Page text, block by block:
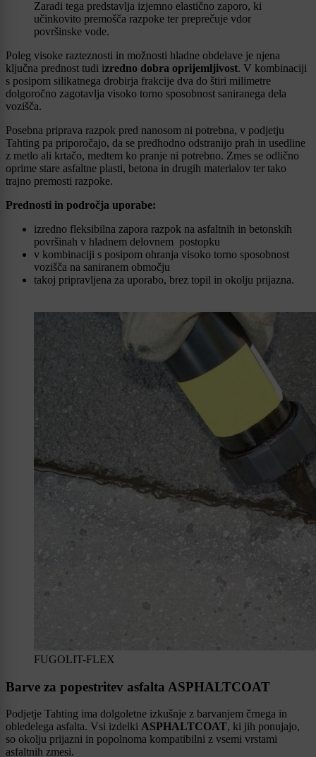
Zaradi tega predstavlja izjemno elastično zaporo, ki
učinkovito premošča razpoke ter preprečuje vdor
površinske vode.
Poleg visoke razteznosti in možnosti hladne obdelave je njena
ključna prednost tudi izredno dobra oprijemljivost. V kombinaciji
s posipom silikatnega drobirja frakcije dva do štiri milimetre
dolgoročno zagotavlja visoko torno sposobnost saniranega dela
vozišča.
Posebna priprava razpok pred nanosom ni potrebna, v podjetju
Tahting pa priporočajo, da se predhodno odstranijo prah in usedline
z metlo ali krtačo, medtem ko pranje ni potrebno. Zmes se odlično
oprime stare asfaltne plasti, betona in drugih materialov ter tako
trajno premosti razpoke.
Prednosti in področja uporabe:
izredno fleksibilna zapora razpok na asfaltnih in betonskih
površinah v hladnem delovnem postopku
v kombinaciji s posipom ohranja visoko torno sposobnost
vozišča na saniranem območju
takoj pripravljena za uporabo, brez topil in okolju prijazna.
FUGOLIT-FLEX
Barve za popestritev asfalta ASPHALTCOAT
Podjetje Tahting ima dolgoletne izkušnje z barvanjem črnega in
obledelega asfalta. Vsi izdelki ASPHALTCOAT, ki jih ponujajo,
so okolju prijazni in popolnoma kompatibilni z vsemi vrstami
asfaltnih zmesi.